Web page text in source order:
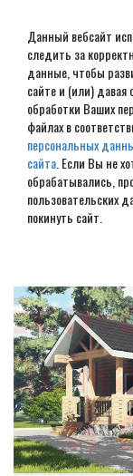
Данный вебсайт
следить за
данные, чтобы
сайте и (или) давая
обработки Ваших
файлах в
персональных
сайта . Если Вы не
обрабатывались,
пользовательских
покинуть сайт.
сваях в
Наши